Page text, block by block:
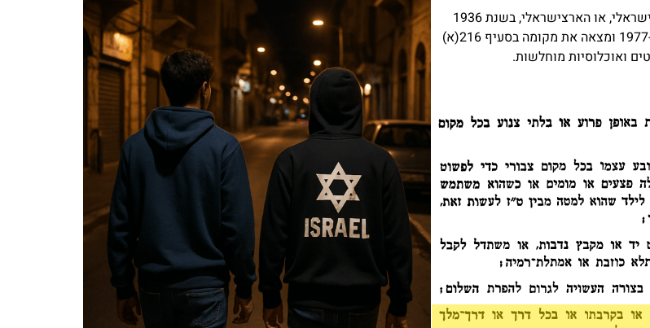
עבירת השוטטות היא ירושה מהמנדט הבריטי, ונכנסה לספר החוקים הישראלי, או הארצישראלי, בשנת 1936
בפקודת החוק הפלילי. לאחר מכן עברה העבירה לחוק העונשין, תשל"ז-1977 ומצאה את מקומה בסעיף 216(א)